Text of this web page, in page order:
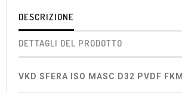
DESCRIZIONE
DETTAGLI DEL PRODOTTO
VKD SFERA ISO MASC D32 PVDF FKM